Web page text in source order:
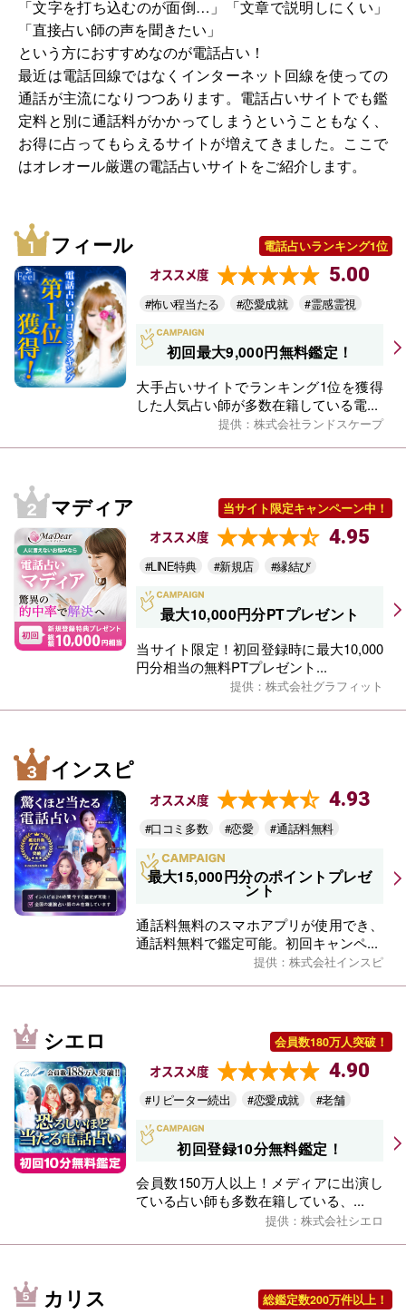
「文字を打ち込むのが面倒…」「文章で説明しにくい」
「直接占い師の声を聞きたい」
という方におすすめなのが電話占い！
最近は電話回線ではなくインターネット回線を使っての
通話が主流になりつつあります。電話占いサイトでも鑑
定料と別に通話料がかかってしまうということもなく、
お得に占ってもらえるサイトが増えてきました。ここで
はオレオール厳選の電話占いサイトをご紹介します。
フィール 電話占いランキング1位
オススメ度 5.00
#怖い程当たる #恋愛成就 #霊感霊視
初回最大9,000円無料鑑定！
大手占いサイトでランキング1位を獲得
した人気占い師が多数在籍している電...
提供：株式会社ランドスケープ
マディア 当サイト限定キャンペーン中！
オススメ度 4.95
#LINE特典 #新規店 #縁結び
最大10,000円分PTプレゼント
当サイト限定！初回登録時に最大10,000
円分相当の無料PTプレゼント...
提供：株式会社グラフィット
インスピ
オススメ度 4.93
#口コミ多数 #恋愛 #通話料無料
最大15,000円分のポイントプレゼ
ント
通話料無料のスマホアプリが使用でき、
通話料無料で鑑定可能。初回キャンペ...
提供：株式会社インスピ
シエロ 会員数180万人突破！
オススメ度 4.90
#リピーター続出 #恋愛成就 #老舗
初回登録10分無料鑑定！
会員数150万人以上！メディアに出演し
ている占い師も多数在籍している、...
提供：株式会社シエロ
カリス 総鑑定数200万件以上！